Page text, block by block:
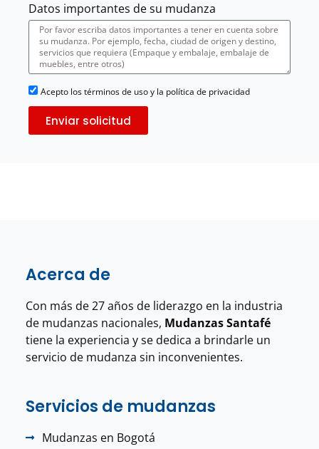
Datos importantes de su mudanza
Acepto los términos de uso y la política de privacidad
Enviar solicitud
Acerca de
Con más de 27 años de liderazgo en la industria
de mudanzas nacionales, Mudanzas Santafé
tiene la experiencia y se dedica a brindarle un
servicio de mudanza sin inconvenientes.
Servicios de mudanzas
Mudanzas en Bogotá